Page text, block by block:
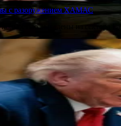
с разоружением ХАМАС
выведены из